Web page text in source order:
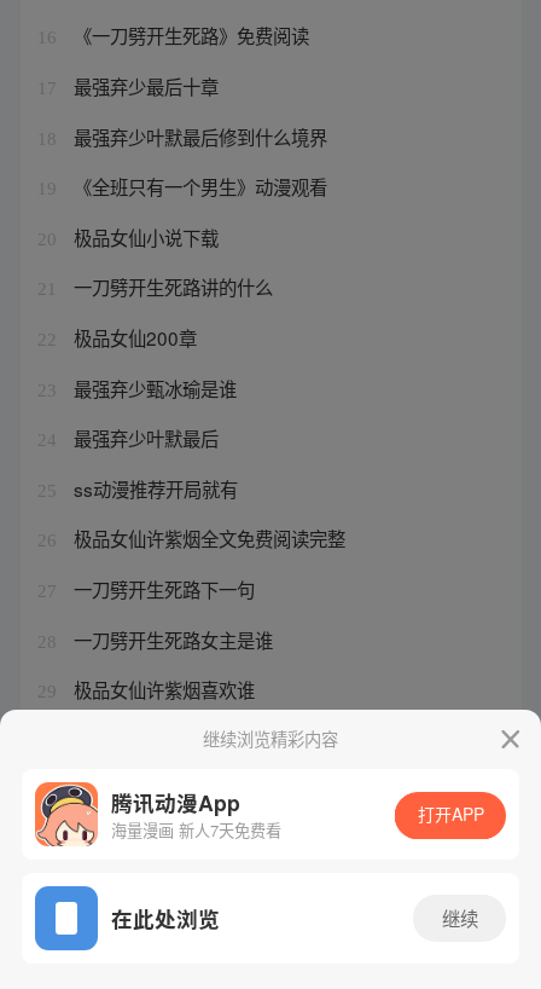
16 《一刀劈开生死路》免费阅读
17 最强弃少最后十章
18 最强弃少叶默最后修到什么境界
19 《全班只有一个男生》动漫观看
20 极品女仙小说下载
21 一刀劈开生死路讲的什么
22 极品女仙200章
23 最强弃少甄冰瑜是谁
24 最强弃少叶默最后
25 ss动漫推荐开局就有
26 极品女仙许紫烟全文免费阅读完整
27 一刀劈开生死路下一句
28 一刀劈开生死路女主是谁
29 极品女仙许紫烟喜欢谁
继续浏览精彩内容
腾讯动漫App
海量漫画 新人7天免费看
打开APP
在此处浏览 继续
网站备案/许可证号：粤B2-20090059-5
Copyright©1998 - 2026 Tencent. All Rights Reserved